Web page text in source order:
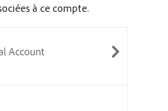
à ce compte.